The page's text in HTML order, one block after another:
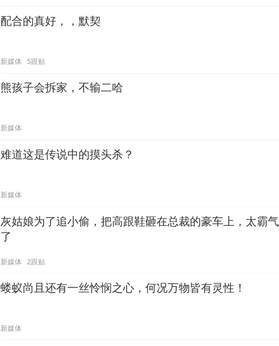
配合的真好，，默契
新媒体 5跟贴
熊孩子会拆家，不输二哈
新媒体
难道这是传说中的摸头杀？
新媒体
灰姑娘为了追小偷，把高跟鞋砸在总裁的豪车上，太霸气
了
新媒体 2跟贴
蝼蚁尚且还有一丝怜悯之心，何况万物皆有灵性！
新媒体